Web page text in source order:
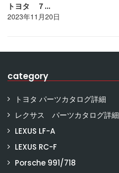
トヨタ ７…
2023年11月20日
category
トヨタ パーツカタログ詳細
レクサス パーツカタログ詳細
LEXUS LF-A
LEXUS RC-F
Porsche 991/718